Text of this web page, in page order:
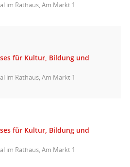
im Rathaus, Am Markt 1
für Kultur, Bildung und
im Rathaus, Am Markt 1
für Kultur, Bildung und
im Rathaus, Am Markt 1